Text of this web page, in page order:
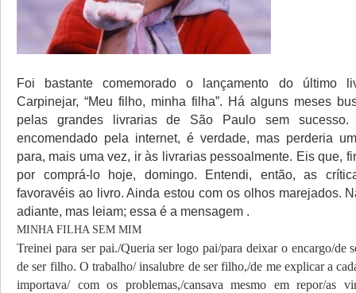
Foi bastante comemorado o lançamento do último
Carpinejar, “Meu filho, minha filha”. Há alguns meses
pelas grandes livrarias de São Paulo sem
encomendado pela internet, é verdade, mas perderia
para, mais uma vez, ir às livrarias pessoalmente. Eis que,
por comprá-lo hoje, domingo. Entendi, então, as
favoravéis ao livro. Ainda estou com os olhos marejados.
adiante, mas leiam; essa é a mensagem .
MINHA FILHA SEM MIM
Treinei para ser pai./Queria ser logo pai/para deixar o encargo/de
de ser filho. O trabalho/insalubre de ser filho,/de me explicar a
importava/ com os problemas,/cansava mesmo em repor/as